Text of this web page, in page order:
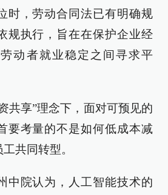
时，劳动合同法已有明确规
规执行，旨在在保护企业经
动者就业稳定之间寻求平
共享”理念下，面对可预见的
要考量的不是如何低成本减
共同转型。
中院认为，人工智能技术的